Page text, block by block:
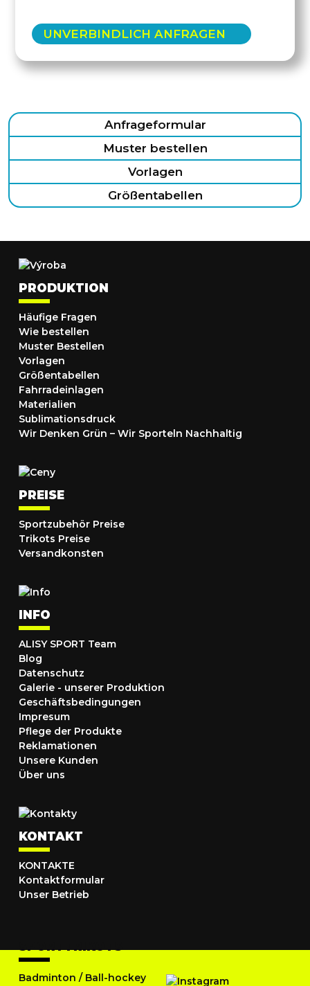
UNVERBINDLICH ANFRAGEN
Anfrageformular
Muster bestellen
Vorlagen
Größentabellen
PRODUKTION
Häufige Fragen
Wie bestellen
Muster Bestellen
Vorlagen
Größentabellen
Fahrradeinlagen
Materialien
Sublimationsdruck
Wir Denken Grün – Wir Sporteln Nachhaltig
PREISE
Sportzubehör Preise
Trikots Preise
Versandkonsten
INFO
ALISY SPORT Team
Blog
Datenschutz
Galerie - unserer Produktion
Geschäftsbedingungen
Impresum
Pflege der Produkte
Reklamationen
Unsere Kunden
Über uns
KONTAKT
KONTAKTE
Kontaktformular
Unser Betrieb
SPORTTRIKOTS
Badminton / Ball-hockey